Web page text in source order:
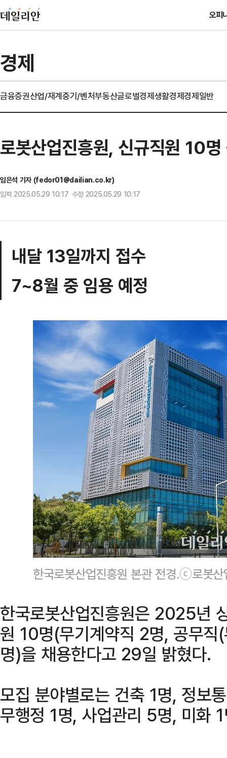
오피
경제
금융증권산업/재계중기/벤처부동산글로벌경제생활경제경제일반
로봇산업진흥원, 신규직원 10
임은석 기자 (fedor01@dailian.co.kr)
입력 2025.05.29 10:17 수정 2025.05.29 10:17
내달 13일까지 접수
7~8월 중 임용 예정
한국로봇산업진흥원 본관 전경.ⓒ로봇산
한국로봇산업진흥원은 2025년
원 10명(무기계약직 2명, 공무
명)을 채용한다고 29일 밝혔다.
모집 분야별로는 건축 1명, 정보
무행정 1명, 사업관리 5명, 미화